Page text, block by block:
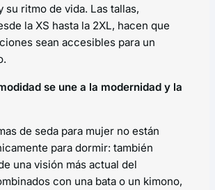
su ritmo de vida. Las tallas,
la XS hasta la 2XL, hacen que
sean accesibles para un
se une a la modernidad y la
de seda para mujer no están
para dormir: también
una visión más actual del
con una bata o un kimono,